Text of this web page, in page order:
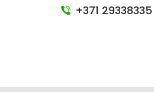
+371 29338335